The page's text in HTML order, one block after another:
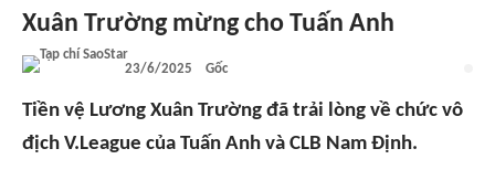
Xuân Trường mừng cho Tuấn Anh
23/6/2025 Gốc
Tiền vệ Lương Xuân Trường đã trải lòng về chức vô
địch V.League của Tuấn Anh và CLB Nam Định.